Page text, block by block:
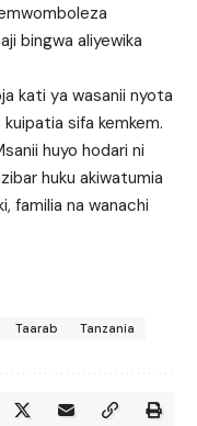
bingwa aliyewika
kati ya wasanii nyota
sifa kemkem.
huyo hodari ni
huku akiwatumia
familia na wanachi
Taarab Tanzania